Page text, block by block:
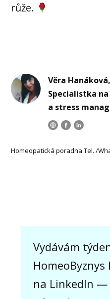
růže.
Věra
Specialistka
a stress
Homeopatická poradna Tel. /
Vydávám
HomeoByznys
na LinkedIn